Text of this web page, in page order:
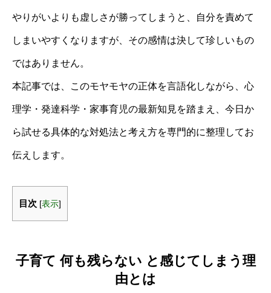
やりがいよりも虚しさが勝ってしまうと、自分を責めて
しまいやすくなりますが、その感情は決して珍しいもの
ではありません。
本記事では、このモヤモヤの正体を言語化しながら、心
理学・発達科学・家事育児の最新知見を踏まえ、今日か
ら試せる具体的な対処法と考え方を専門的に整理してお
伝えします。
目次 [表示]
子育て 何も残らない と感じてしまう理
由とは